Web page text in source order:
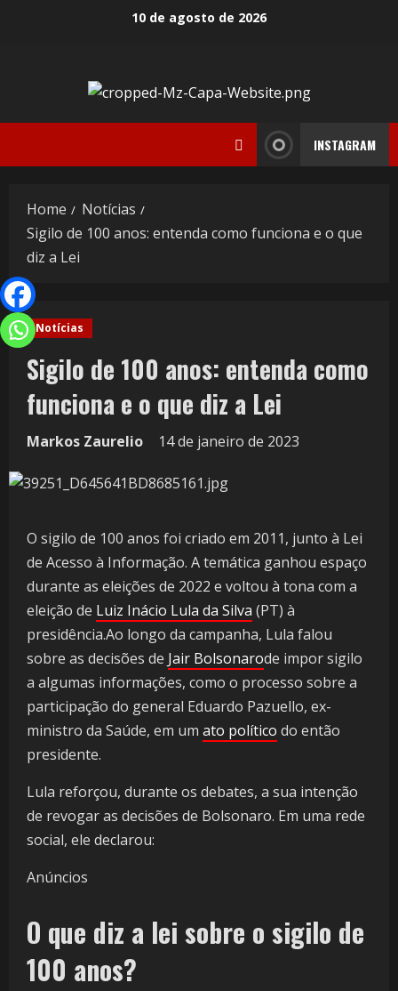
10 de agosto de 2026
INSTAGRAM
Home
Notícias
Sigilo de 100 anos: entenda como funciona e o que
diz a Lei
Notícias
Sigilo de 100 anos: entenda como
funciona e o que diz a Lei
Markos Zaurelio 14 de janeiro de 2023
O sigilo de 100 anos foi criado em 2011, junto à Lei
de Acesso à Informação. A temática ganhou espaço
durante as eleições de 2022 e voltou à tona com a
eleição de Luiz Inácio Lula da Silva (PT) à
presidência.Ao longo da campanha, Lula falou
sobre as decisões de Jair Bolsonarode impor sigilo
a algumas informações, como o processo sobre a
participação do general Eduardo Pazuello, ex-
ministro da Saúde, em um ato político do então
presidente.
Lula reforçou, durante os debates, a sua intenção
de revogar as decisões de Bolsonaro. Em uma rede
social, ele declarou:
Anúncios
O que diz a lei sobre o sigilo de
100 anos?